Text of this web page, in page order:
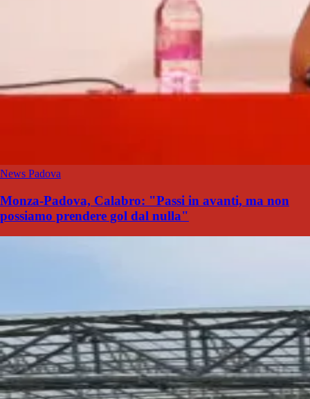
News Padova
Monza-Padova, Calabro: "Passi in avanti, ma non
possiamo prendere gol dal nulla"